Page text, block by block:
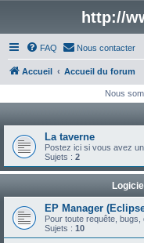
http://
FAQ Nous contacter
Accueil Accueil du forum
Nous
La taverne
Postez ici si vous avez
Sujets : 2
EP Manager
Pour toute requête,
Sujets : 10